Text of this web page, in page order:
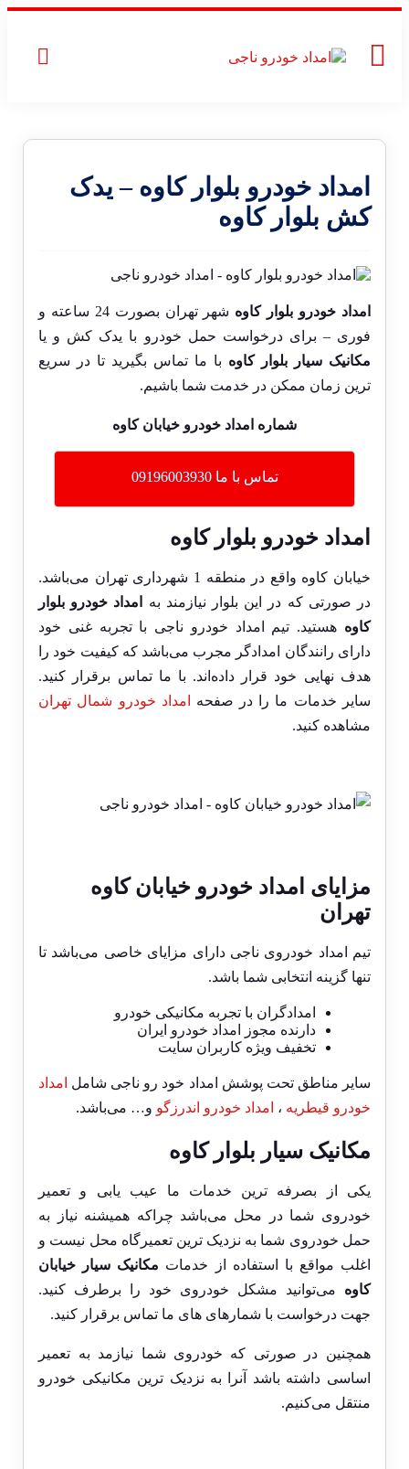
امداد خودرو بلوار کاوه – یدک
کش بلوار کاوه
امداد خودرو بلوار کاوه
شهر تهران بصورت 24 ساعته و
فوری – برای درخواست حمل خودرو با یدک کش و یا
مکانیک سیار بلوار کاوه با ما تماس بگیرید تا در سریع
ترین زمان ممکن در خدمت شما باشیم.
شماره امداد خودرو خیابان کاوه
تماس با ما 09196003930
امداد خودرو بلوار کاوه
خیابان کاوه واقع در منطقه 1 شهرداری تهران می‌باشد.
در صورتی که در این بلوار نیازمند به
امداد خودرو بلوار
کاوه هستید. تیم امداد خودرو ناجی با تجربه غنی خود
دارای رانندگان امدادگر مجرب می‌باشد که کیفیت خود را
هدف نهایی خود قرار داده‌اند. با ما تماس برقرار کنید.
سایر خدمات ما را در صفحه
امداد خودرو شمال تهران
مشاهده کنید.
مزایای امداد خودرو خیابان کاوه
تهران
تیم امداد خودروی ناجی دارای مزایای خاصی می‌باشد تا
تنها گزینه انتخابی شما باشد.
امدادگران با تجربه مکانیکی خودرو
دارنده مجوز امداد خودرو ایران
تخفیف ویژه کاربران سایت
سایر مناطق تحت پوشش امداد خود رو ناجی شامل امداد
خودرو قیطریه ، امداد خودرو اندرزگو و… می‌باشد.
مکانیک سیار بلوار کاوه
یکی از بصرفه ترین خدمات ما عیب یابی و تعمیر
خودروی شما در محل می‌باشد چراکه همیشنه نیاز به
حمل خودروی شما به نزدیک ترین تعمیرگاه محل نیست و
اغلب مواقع با استفاده از خدمات مکانیک سیار خیابان
کاوه می‌توانید مشکل خودروی خود را برطرف کنید.
جهت درخواست با شمارهای های ما تماس برقرار کنید.
همچنین در صورتی که خودروی شما نیازمد به تعمیر
اساسی داشته باشد آنرا به نزدیک ترین مکانیکی خودرو
منتقل می‌کنیم.